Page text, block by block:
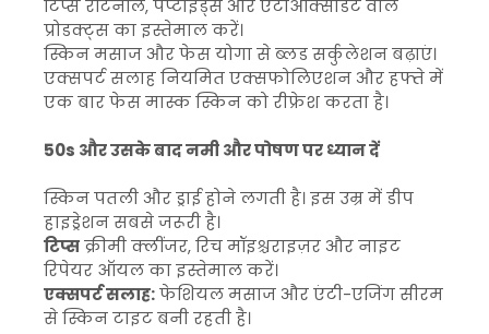
टिप्स रेटिनॉल, पेप्टाइड्स और एंटीऑक्सीडेंट वाले
प्रोडक्ट्स का इस्तेमाल करें।
स्किन मसाज और फेस योगा से ब्लड सर्कुलेशन बढ़ाएं।
एक्सपर्ट सलाह नियमित एक्सफोलिएशन और हफ्ते में
एक बार फेस मास्क स्किन को रीफ्रेश करता है।
50s और उसके बाद नमी और पोषण पर ध्यान दें
स्किन पतली और ड्राई होने लगती है। इस उम्र में डीप
हाइड्रेशन सबसे जरूरी है।
टिप्सक्रीमी क्लींजर, रिच मॉइश्चराइज़र और नाइट
रिपेयर ऑयल का इस्तेमाल करें।
एक्सपर्ट सलाह:फेशियल मसाज और एंटी-एजिंग सीरम
से स्किन टाइट बनी रहती है।